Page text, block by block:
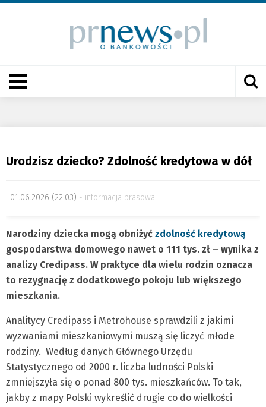
Urodzisz dziecko? Zdolność kredytowa w dół
01.06.2026 (22:03) informacja prasowa
Narodziny dziecka mogą obniżyć zdolność kredytową
gospodarstwa domowego nawet o 111 tys. zł – wynika z
analizy Credipass. W praktyce dla wielu rodzin oznacza
to rezygnację z dodatkowego pokoju lub większego
mieszkania.
Analitycy Credipass i Metrohouse sprawdzili z jakimi
wyzwaniami mieszkaniowymi muszą się liczyć młode
rodziny. Według danych Głównego Urzędu
Statystycznego od 2000 r. liczba ludności Polski
zmniejszyła się o ponad 800 tys. mieszkańców. To tak,
jakby z mapy Polski wykreślić drugie co do wielkości